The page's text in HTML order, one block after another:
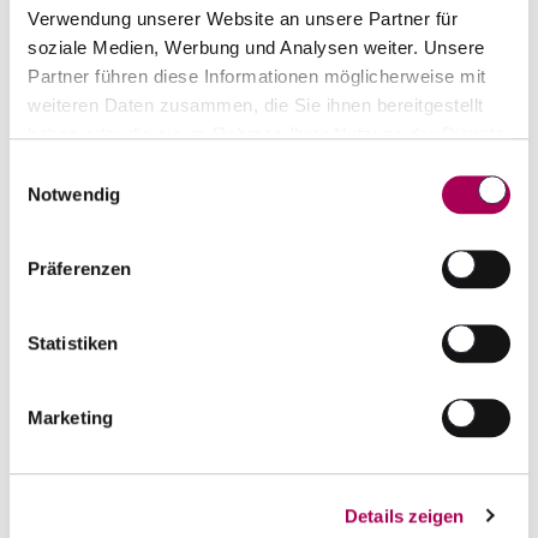
Verwendung unserer Website an unsere Partner für
soziale Medien, Werbung und Analysen weiter. Unsere
Partner führen diese Informationen möglicherweise mit
weiteren Daten zusammen, die Sie ihnen bereitgestellt
haben oder die sie im Rahmen Ihrer Nutzung der Dienste
Notwendig
Präferenzen
Statistiken
Marketing
Details zeigen
Oro Rosso DOC Ticino2019
Agriloro Tenimento dell'Ör 75 cl
CHF 22.80
inkl. 8.1% MwSt.
Anzahl